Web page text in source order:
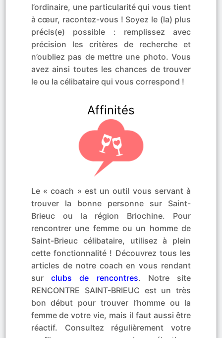
l’ordinaire, une particularité qui vous tient
à cœur, racontez-vous ! Soyez le (la) plus
précis(e) possible : remplissez avec
précision les critères de recherche et
n’oubliez pas de mettre une photo. Vous
avez ainsi toutes les chances de trouver
le ou la célibataire qui vous correspond !
Affinités
Le « coach » est un outil vous servant à
trouver la bonne personne sur Saint-
Brieuc ou la région Briochine. Pour
rencontrer une femme ou un homme de
Saint-Brieuc célibataire, utilisez à plein
cette fonctionnalité ! Découvrez tous les
articles de notre coach en vous rendant
sur clubs de rencontres. Notre site
RENCONTRE SAINT-BRIEUC est un très
bon début pour trouver l’homme ou la
femme de votre vie, mais il faut aussi être
réactif. Consultez régulièrement votre